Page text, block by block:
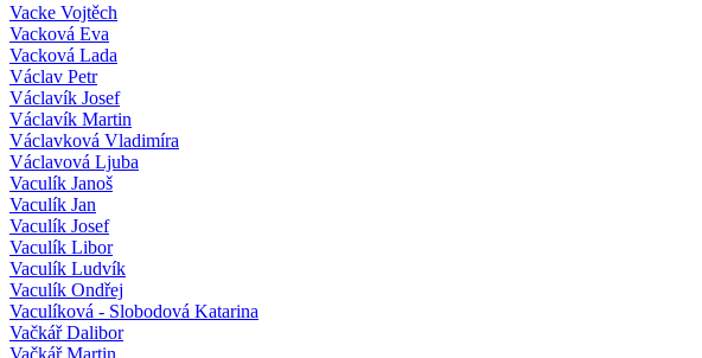
Vacke Vojtěch
Vacková Eva
Vacková Lada
Václav Petr
Václavík Josef
Václavík Martin
Václavková Vladimíra
Václavová Ljuba
Vaculík Janoš
Vaculík Jan
Vaculík Josef
Vaculík Libor
Vaculík Ludvík
Vaculík Ondřej
Vaculíková - Slobodová Katarina
Vačkář Dalibor
Vačkář Martin